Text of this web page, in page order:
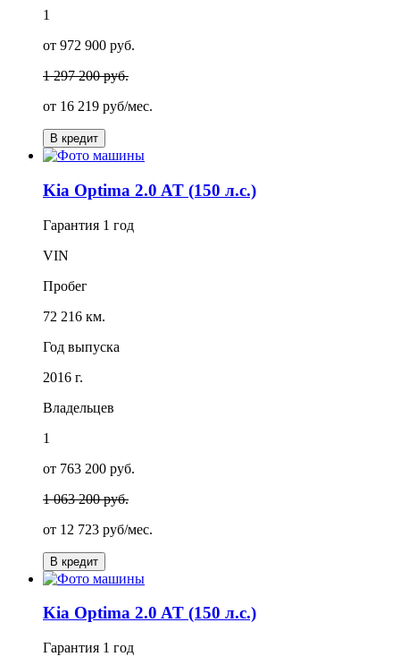
1
от 972 900 руб.
1 297 200 руб.
от 16 219 руб/мес.
В кредит
Kia Optima 2.0 AT (150 л.с.)
Гарантия 1 год
VIN
Пробег
72 216 км.
Год выпуска
2016 г.
Владельцев
1
от 763 200 руб.
1 063 200 руб.
от 12 723 руб/мес.
В кредит
Kia Optima 2.0 AT (150 л.с.)
Гарантия 1 год